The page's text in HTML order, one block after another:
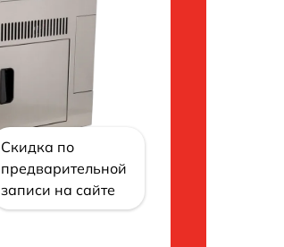
Скидка по
предварительной
записи на сайте